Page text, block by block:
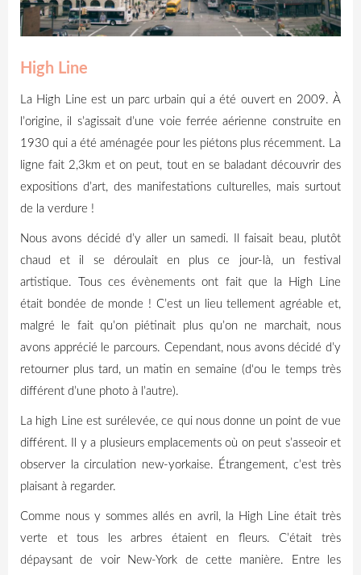
High Line
La High Line est un parc urbain qui a été ouvert en 2009. À
l’origine, il s’agissait d’une voie ferrée aérienne construite en
1930 qui a été aménagée pour les piétons plus récemment. La
ligne fait 2,3km et on peut, tout en se baladant découvrir des
expositions d’art, des manifestations culturelles, mais surtout
de la verdure !
Nous avons décidé d’y aller un samedi. Il faisait beau, plutôt
chaud et il se déroulait en plus ce jour-là, un festival
artistique. Tous ces évènements ont fait que la HighLine
était bondée de monde ! C’est un lieu tellement agréable et,
malgré le fait qu’on piétinait plus qu’on ne marchait, nous
avons apprécié le parcours. Cependant, nous avons décidé d’y
retourner plus tard, un matin en semaine (d‘ou le temps très
différent d’une photo à l’autre).
La high Line est surélevée, ce qui nous donne un point de vue
différent. Il y a plusieurs emplacements où on peut s’asseoir et
observer la circulation new-yorkaise. Étrangement, c’est très
plaisant à regarder.
Comme nous y sommes allés en avril, la HighLine était très
verte et tous les arbres étaient en fleurs. C’était très
dépaysant de voir New-York de cette manière. Entre les